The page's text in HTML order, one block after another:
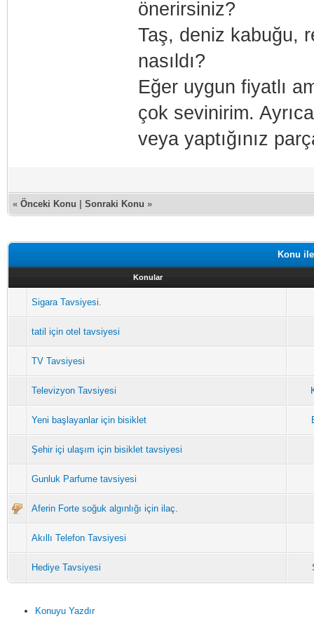
önerirsiniz?
Taş, deniz kabuğu,
nasıldı?
Eğer uygun fiyatlı
çok sevinirim.
veya yaptığınız
« Önceki Konu Sonraki Konu »
Konu
Konular
Sigara Tavsiyesi.
tatil için otel tavsiyesi
TV Tavsiyesi
Televizyon Tavsiyesi
Yeni başlayanlar için bisiklet
Şehir içi ulaşım için bisiklet tavsiyesi
Gunluk Parfume tavsiyesi
Aferin Forte soğuk algınlığı için ilaç.
Akıllı Telefon Tavsiyesi
Hediye Tavsiyesi
Konuyu Yazdır